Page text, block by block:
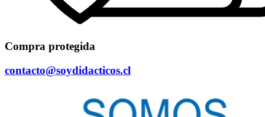
Compra protegida
contacto@soydidacticos.cl